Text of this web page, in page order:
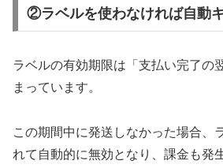
②ラベルを使わなければ自動
ラベルの有効期限は「支払い完了の
まっています。
この期間中に発送しなかった場合、
れて自動的に無効となり、課金も発